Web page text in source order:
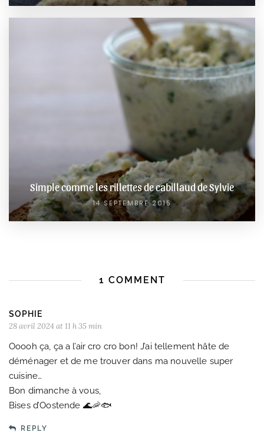
Simple comme les rillettes de cabillaud de Sylvie
14 SEPTEMBRE 2015
1 COMMENT
SOPHIE
28 avril 2024 at 11 h 35 min
Ooooh ça, ça a l’air cro cro bon! J’ai tellement hâte de
déménager et de me trouver dans ma nouvelle super
cuisine…
Bon dimanche à vous,
Bises d’Oostende 🌊🦐🐟
REPLY